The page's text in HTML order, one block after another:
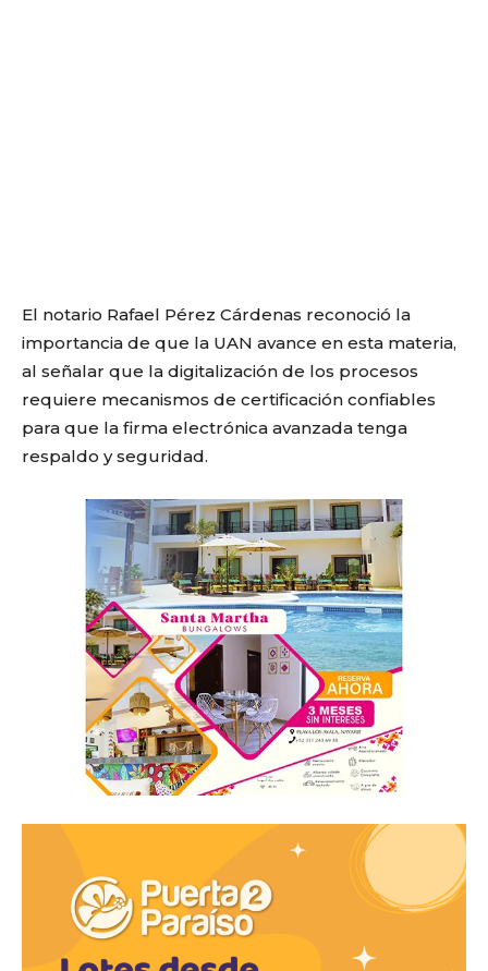
El notario Rafael Pérez Cárdenas reconoció la
importancia de que la UAN avance en esta materia,
al señalar que la digitalización de los procesos
requiere mecanismos de certificación confiables
para que la firma electrónica avanzada tenga
respaldo y seguridad.